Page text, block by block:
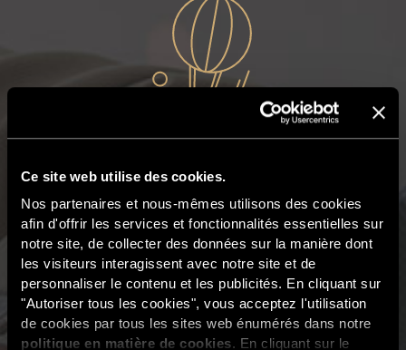
Ce site web utilise des cookies.
Nos partenaires et nous-mêmes utilisons des cookies
afin d'offrir les services et fonctionnalités essentielles sur
notre site, de collecter des données sur la manière dont
les visiteurs interagissent avec notre site et de
personnaliser le contenu et les publicités. En cliquant sur
"Autoriser tous les cookies", vous acceptez l'utilisation
de cookies par tous les sites web énumérés dans notre
politique en matière de cookies. En cliquant sur le
Donné aux héros locaux
Nous avons offert 12 mois d’hébergement gratuit à
plus de 100 initiatives liées à la COVID-19, nommées
par leurs communautés locales dans le cadre de
notre campagne#StaySafeBeKind.